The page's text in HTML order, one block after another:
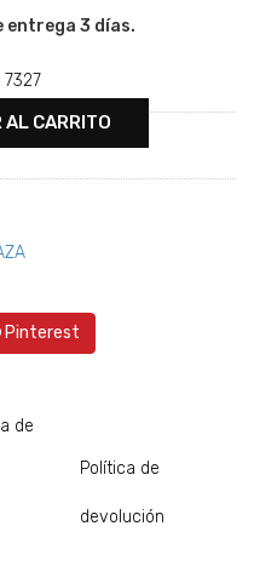
entrega 3 días.
7327
AL CARRITO
Pinterest
de
Política de
devolución